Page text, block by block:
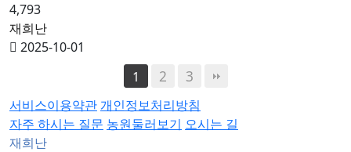
4,793
재희난
2025-10-01
1
2 3
서비스이용약관 개인정보처리방침
자주 하시는 질문 농원둘러보기 오시는 길
재희난